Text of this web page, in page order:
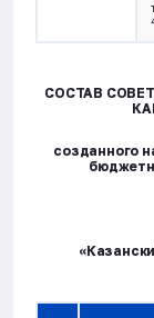
СОСТАВ
созданного